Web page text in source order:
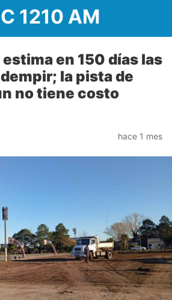
1210 AM
en 150 días las
la pista de
no tiene costo
hace 1 mes